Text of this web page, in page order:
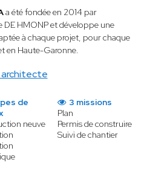
architecte
a été fondée en 2014 par
DE HMONP et développe une
à chaque projet, pour chaque
en Haute-Garonne.
de
neuve
3 missions
Plan
Permis de construire
Suivi de chantier